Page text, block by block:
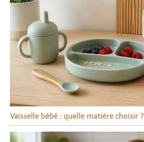
Vaisselle bébé : quelle matière choisir ?